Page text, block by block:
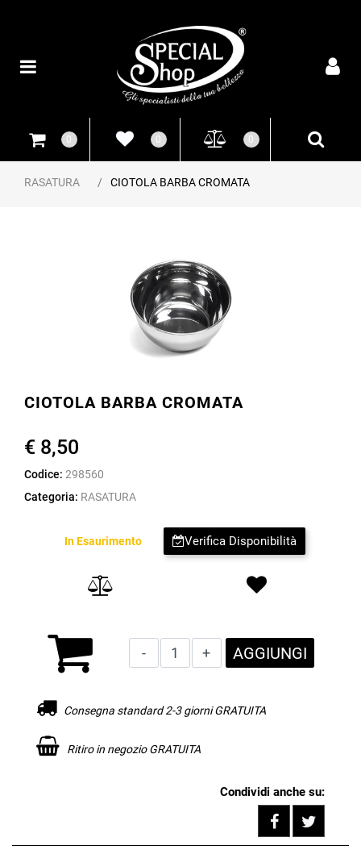
0 0 0
RASATURA CIOTOLA BARBA CROMATA
CIOTOLA BARBA CROMATA
€ 8,50
Codice: 298560
Categoria: RASATURA
Verifica Disponibilità
In Esaurimento
Quantità
AGGIUNGI
Consegna standard 2-3 giorni GRATUITA
Ritiro in negozio GRATUITA
Condividi anche su: